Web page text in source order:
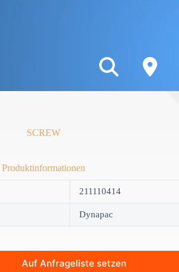
SCREW
Produktinformationen
211110414
Dynapac
Auf Anfrageliste setzen